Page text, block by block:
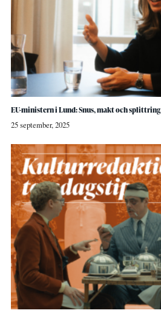
EU-ministern i Lund: Snus, makt och splittring
25 september, 2025